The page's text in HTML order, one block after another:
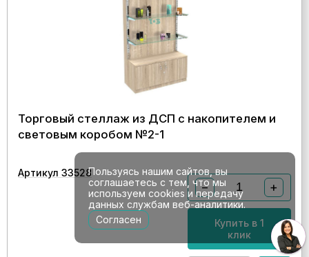
Торговый стеллаж из ДСП с накопителем и
световым коробом №2-1
Артикул 33528
− +
Купить в 1
клик
Пользуясь нашим сайтов, вы
соглашаетесь с тем, что мы
используем cookies и передачу
данных службам веб-аналитики.
Согласен